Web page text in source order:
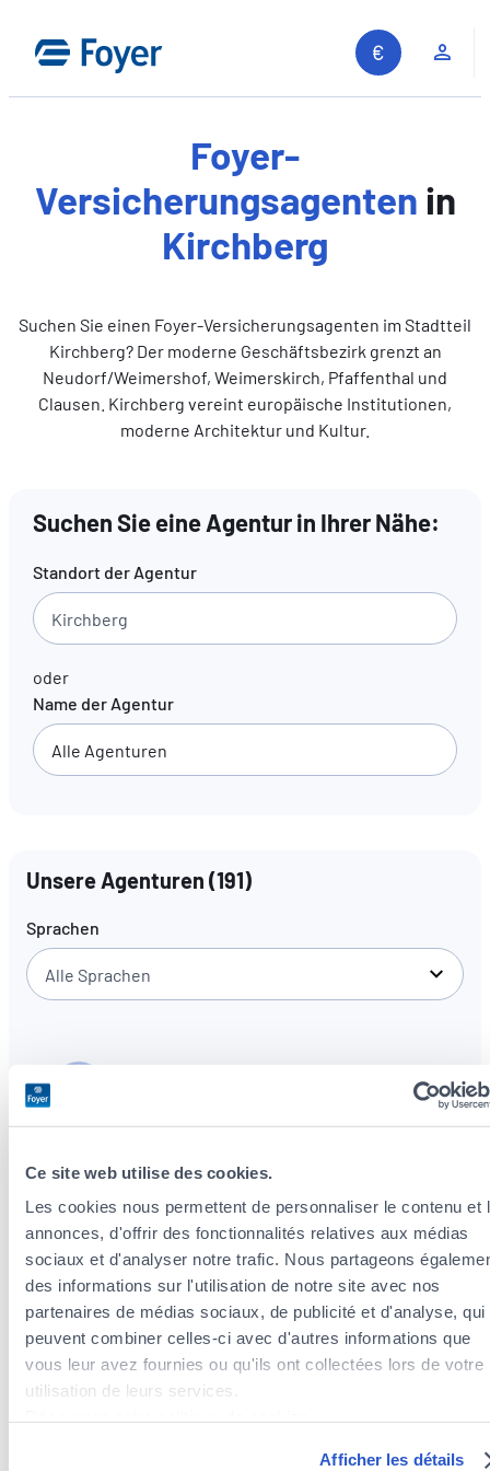
Ce site web utilise des cookies.
Les cookies nous permettent de personnaliser le contenu et
annonces, d'offrir des fonctionnalités relatives aux médias
sociaux et d'analyser notre trafic. Nous partageons
des informations sur l'utilisation de notre site avec nos
partenaires de médias sociaux, de publicité et d'analyse, qui
peuvent combiner celles-ci avec d'autres informations que
vous leur avez fournies ou qu'ils ont collectées lors de votre
utilisation de leurs services.
Afficher les détails
Inhalt
springen
Foyer-
Versicherungsagenten in
Kirchberg
Suchen Sie einen Foyer-Versicherungsagenten im Stadtteil
Kirchberg? Der moderne Geschäftsbezirk grenzt an
Neudorf/Weimershof, Weimerskirch, Pfaffenthal und
Clausen. Kirchberg vereint europäische Institutionen,
moderne Architektur und Kultur.
Suchen Sie eine Agentur in Ihrer Nähe:
Standort der Agentur
oder
Name der Agentur
Unsere Agenturen (191)
Sprachen
Alle Sprachen
Versicherungsagenten in der Nähe des
Stadtteils Kirchberg
Versicherungsagenten im Stadtteil Hollerich
Versicherungsagenten im Stadtteil Ville-Haute
Versicherungsagenten im Stadtteil Eich
Versicherungsagenten im Stadtteil Bonnevoie-Sud
Versicherungsagenten im Stadtteil Grund
Versicherungsagenten im Stadtteil Pulvermühl
Versicherungsagenten im Stadtteil Cents